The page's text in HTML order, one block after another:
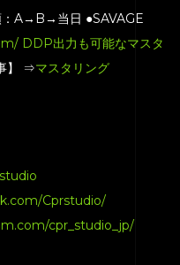
：A→B→当日 ●SAVAGE
DDP出力も可能なマスタ
】 ⇒マスタリング
Cprstudio/
cpr_studio_jp/